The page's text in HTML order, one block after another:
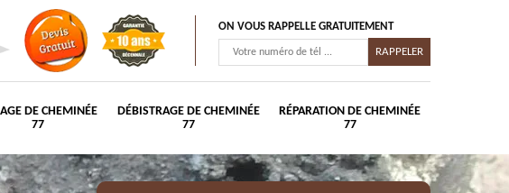
ON VOUS RAPPELLE GRATUITEMENT
DE CHEMINÉE
77
DÉBISTRAGE DE CHEMINÉE
77
RÉPARATION DE CHEMINÉE
77